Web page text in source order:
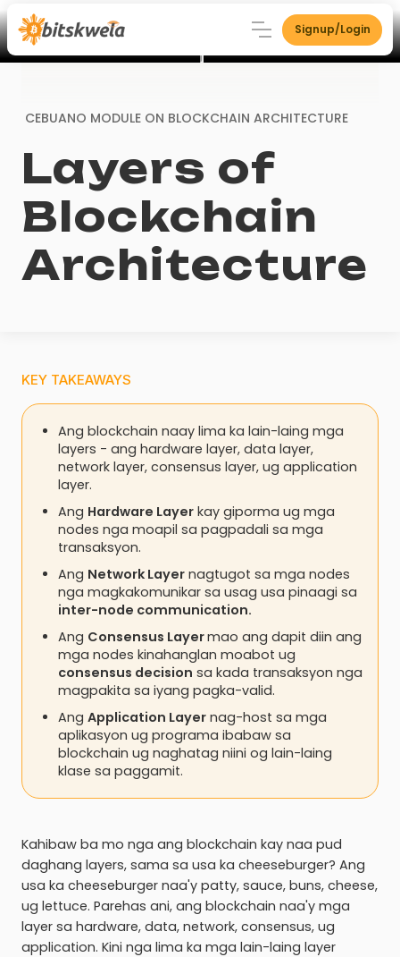
Signup/Login
CEBUANO MODULE ON BLOCKCHAIN ARCHITECTURE
Layers of
Blockchain
Architecture
KEY TAKEAWAYS
Ang blockchain naay lima ka lain-laing mga
layers - ang hardware layer, data layer,
network layer, consensus layer, ug application
layer.
Ang Hardware Layer kay giporma ug mga
nodes nga moapil sa pagpadali sa mga
transaksyon.
Ang Network Layer nagtugot sa mga nodes
nga magkakomunikar sa usag usa pinaagi sa
inter-node communication.
Ang Consensus Layermao ang dapit diin ang
mga nodes kinahanglan moabot ug
consensus decision sa kada transaksyon nga
magpakita sa iyang pagka-valid.
Ang Application Layer nag-host sa mga
aplikasyon ug programa ibabaw sa
blockchain ug naghatag niini og lain-laing
klase sa paggamit.
Kahibaw ba mo nga ang blockchain kay naa pud
daghang layers, sama sa usa ka cheeseburger? Ang
usa ka cheeseburger naa'y patty, sauce, buns, cheese,
ug lettuce. Parehas ani, ang blockchain naa'y mga
layer sa hardware, data, network, consensus, ug
application. Kini nga lima ka mga lain-laing layer